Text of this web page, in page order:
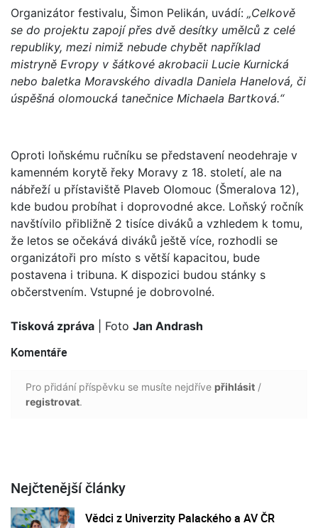
Organizátor festivalu, Šimon Pelikán, uvádí: „Celkově
se do projektu zapojí přes dvě desítky umělců z celé
republiky, mezi nimiž nebude chybět například
mistryně Evropy v šátkové akrobacii Lucie Kurnická
nebo baletka Moravského divadla Daniela Hanelová, či
úspěšná olomoucká tanečnice Michaela Bartková.“
Oproti loňskému ručníku se představení neodehraje v
kamenném korytě řeky Moravy z 18. století, ale na
nábřeží u přístaviště Plaveb Olomouc (Šmeralova 12),
kde budou probíhat i doprovodné akce. Loňský ročník
navštívilo přibližně 2 tisíce diváků a vzhledem k tomu,
že letos se očekává diváků ještě více, rozhodli se
organizátoři pro místo s větší kapacitou, bude
postavena i tribuna. K dispozici budou stánky s
občerstvením. Vstupné je dobrovolné.
Tisková zpráva | Foto Jan Andrash
Komentáře
Pro přidání příspěvku se musíte nejdříve přihlásit /
registrovat.
Nejčtenější články
Vědci z Univerzity Palackého a AV ČR